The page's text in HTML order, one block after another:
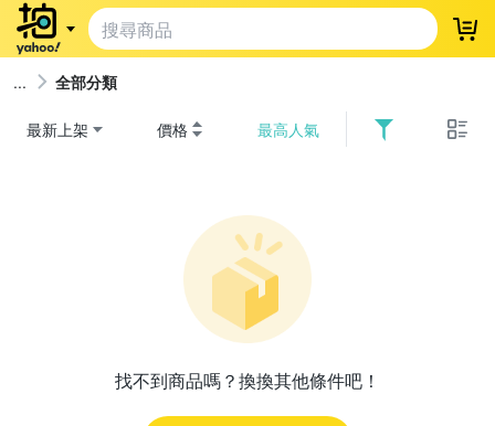
登
全部分類
最新上架 價格 最高人氣
找不到商品嗎？換換其他條件吧！